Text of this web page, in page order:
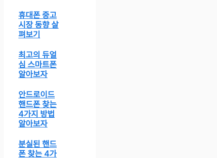
휴대폰 중고
시장 동향 살
펴보기
최고의 듀얼
심 스마트폰
알아보자
안드로이드
핸드폰 찾는
4가지 방법
알아보자
분실된 핸드
폰 찾는 4가